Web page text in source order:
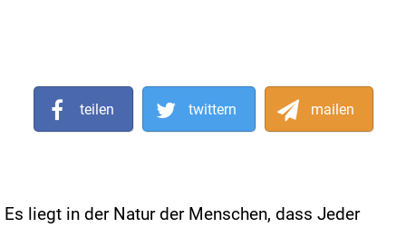
teilen twittern mailen
Es liegt in der Natur der Menschen, dass Jeder